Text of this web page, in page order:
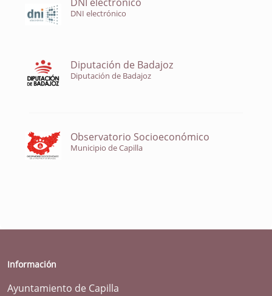
DNI electrónico
Diputación de Badajoz
Diputación de Badajoz
Observatorio Socioeconómico
Municipio de Capilla
Información
Ayuntamiento de Capilla